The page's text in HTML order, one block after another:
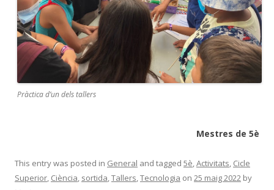
Pràctica d’un dels tallers
Mestres de 5è
This entry was posted in General and tagged 5è,Activitats, Cicle
Superior, Ciència, sortida,Tallers,Tecnologia on 25 maig 2022 by